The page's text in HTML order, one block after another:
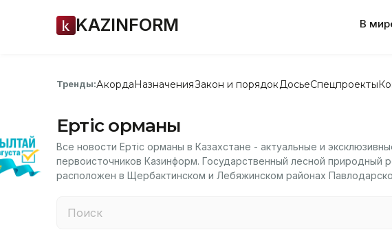
KAZINFORM В
Тренды:АкордаНазначенияЗакон и порядок ДосьеСпецпроекты
Ертіс орманы
Все новости Ертіс орманы в Казахстане - актуальные и
первоисточников Казинформ. Государственный лесной природный
расположен в Щербактинском и Лебяжинском районах